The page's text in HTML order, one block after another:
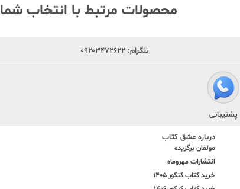
محصولات مرتبط با انتخاب شما
تلگرام: ۰۹۲۰۳۴۷۲۶۲۲
پشتیبانی
درباره عشق کتاب
مولفان برگزیده
انتشارات مهروماه
خرید کتاب کنکور 1405